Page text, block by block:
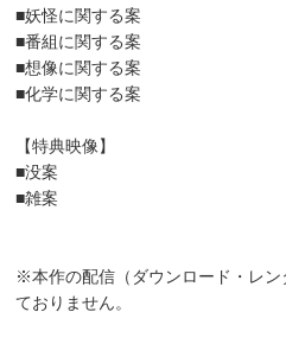
■妖怪に関する案
■番組に関する案
■想像に関する案
■化学に関する案
【特典映像】
■没案
■雑案
※本作の配信（ダウンロード・レ
ておりません。